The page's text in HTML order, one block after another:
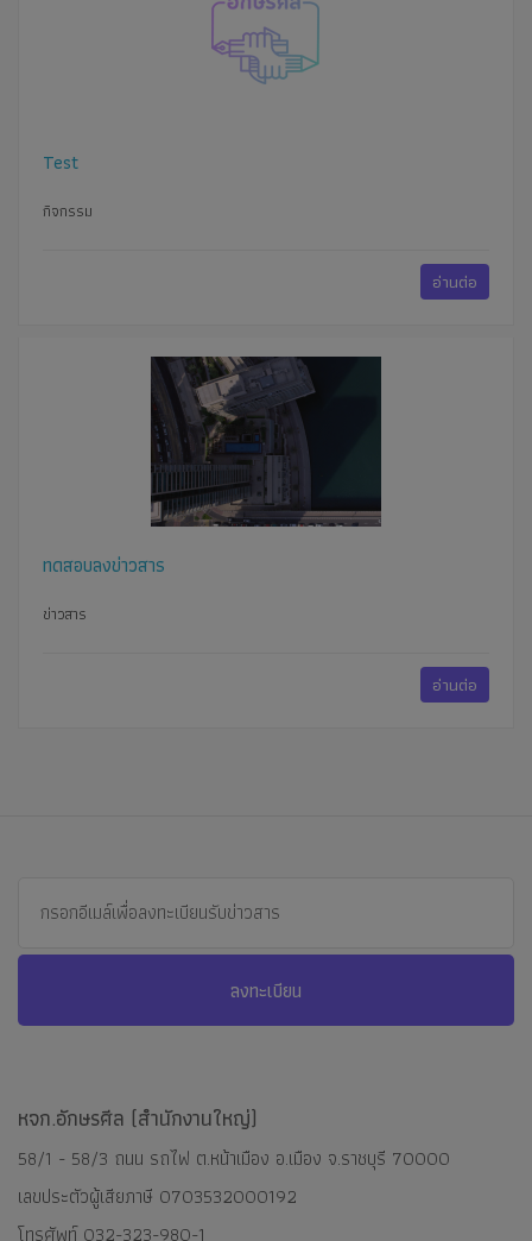
Test
กิจกรรม
อ่านต่อ
ทดสอบลงข่าวสาร
ข่าวสาร
อ่านต่อ
ลงทะเบียน
หจก.อักษรศีล (สำนักงานใหญ่)
58/1 - 58/3 ถนน รถไฟ ต.หน้าเมือง อ.เมือง จ.ราชบุรี 70000
เลขประตัวผู้เสียภาษี 0703532000192
โทรศัพท์ 032-323-980-1